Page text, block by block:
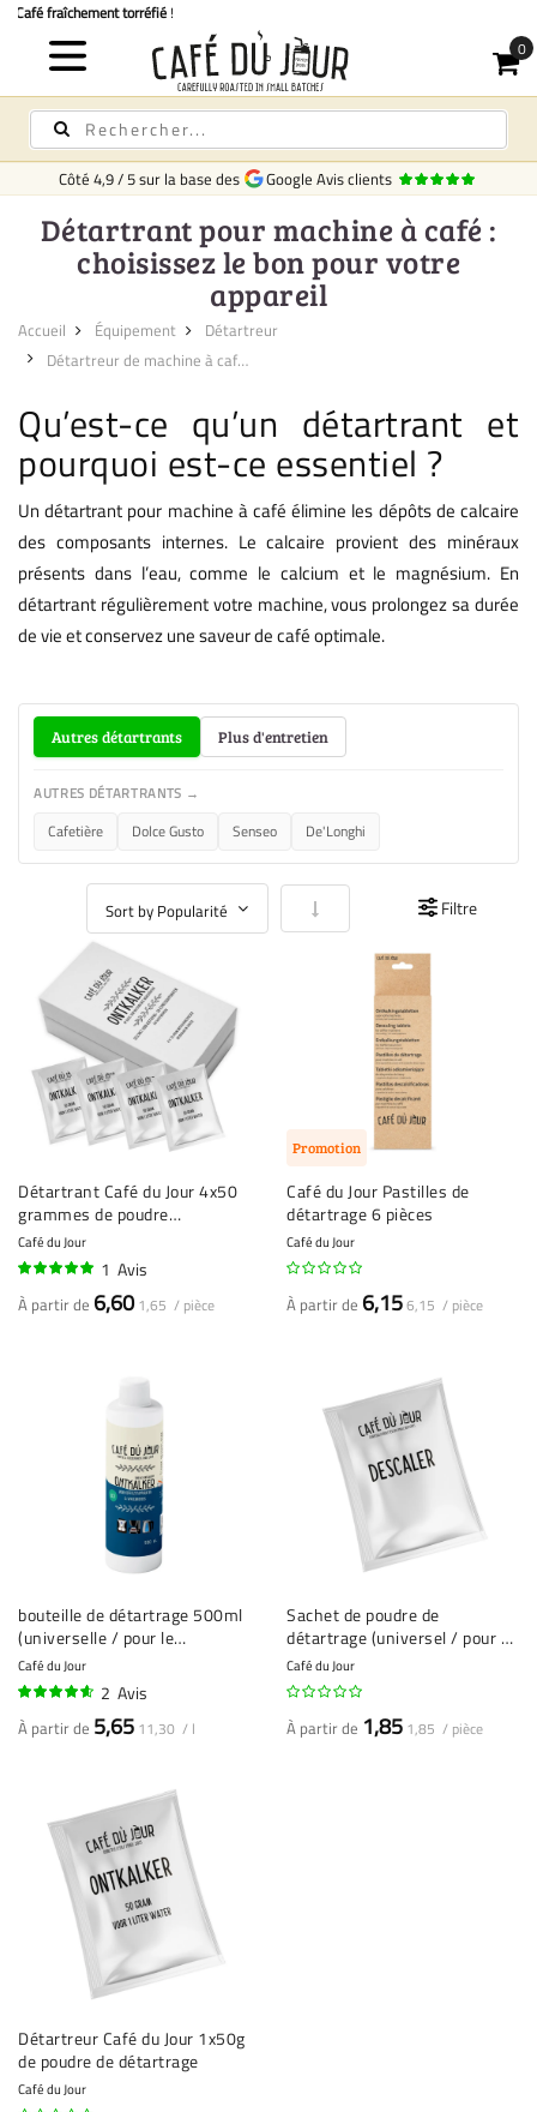
Côté 4,9/5sur la base des Google Avis clients
Détartrant pour machine à café :
choisissez le bon pour votre
appareil
Accueil Équipement
Détartreur
Détartreur de machine à caf�...
Qu’est-ce qu’un détartrant et
pourquoi est-ce essentiel ?
Un détartrant pour machine à café élimine les dépôts de calcaire
des composants internes. Le calcaire provient des minéraux
présents dans l’eau, comme le calcium et le magnésium. En
détartrant régulièrement votre machine, vous prolongez sa durée
de vie et conservez une saveur de café optimale.
Autres détartrants Plus d'entretien
AUTRES DÉTARTRANTS →
Cafetière Dolce Gusto Senseo De'Longhi
Par ordre croissantFiltre
Détartrant Café du Jour 4x50
grammes de poudre
détartrante
Café du Jour
1 Avis
À partir de 6,60 1,65 / pièce
Promotion
Café du Jour Pastilles de
détartrage 6 pièces
Café du Jour
À partir de 6,156,15 / pièce
bouteille de détartrage 500ml
(universelle / pour le
détartrage 4x)
Café du Jour
2 Avis
À partir de 5,65 11,30 / l
Sachet de poudre de
détartrage (universel / pour 1
détartrage)
Café du Jour
À partir de 1,85 1,85 / pièce
Détartreur Café du Jour 1x50g
de poudre de détartrage
Café du Jour